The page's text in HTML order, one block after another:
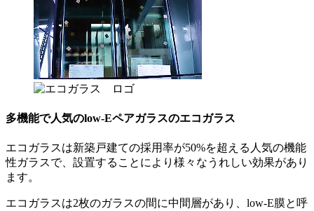
多機能で人気のlow-Eペアガラスのエコガラス
エコガラスは新築戸建ての採用率が50%を超える人気の機能
性ガラスで、設置することにより様々なうれしい効果があり
ます。
エコガラスは2枚のガラスの間に中間層があり、low-E膜と呼